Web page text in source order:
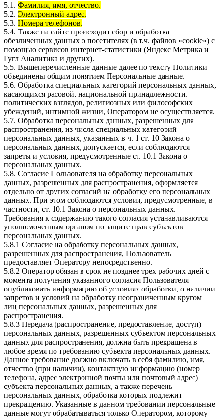
5.1. Фамилия, имя, отчество.
5.2. Электронный адрес.
5.3. Номера телефонов.
5.4. Также на сайте происходит сбор и обработка
обезличенных данных о посетителях (в т.ч. файлов «cookie») с
помощью сервисов интернет-статистики (Яндекс Метрика и
Гугл Аналитика и других).
5.5. Вышеперечисленные данные далее по тексту Политики
объединены общим понятием Персональные данные.
5.6. Обработка специальных категорий персональных данных,
касающихся расовой, национальной принадлежности,
политических взглядов, религиозных или философских
убеждений, интимной жизни, Оператором не осуществляется.
5.7. Обработка персональных данных, разрешенных для
распространения, из числа специальных категорий
персональных данных, указанных в ч. 1 ст. 10 Закона о
персональных данных, допускается, если соблюдаются
запреты и условия, предусмотренные ст. 10.1 Закона о
персональных данных.
5.8. Согласие Пользователя на обработку персональных
данных, разрешенных для распространения, оформляется
отдельно от других согласий на обработку его персональных
данных. При этом соблюдаются условия, предусмотренные, в
частности, ст. 10.1 Закона о персональных данных.
Требования к содержанию такого согласия устанавливаются
уполномоченным органом по защите прав субъектов
персональных данных.
5.8.1 Согласие на обработку персональных данных,
разрешенных для распространения, Пользователь
предоставляет Оператору непосредственно.
5.8.2 Оператор обязан в срок не позднее трех рабочих дней с
момента получения указанного согласия Пользователя
опубликовать информацию об условиях обработки, о наличии
запретов и условий на обработку неограниченным кругом
лиц персональных данных, разрешенных для
распространения.
5.8.3 Передача (распространение, предоставление, доступ)
персональных данных, разрешенных субъектом персональных
данных для распространения, должна быть прекращена в
любое время по требованию субъекта персональных данных.
Данное требование должно включать в себя фамилию, имя,
отчество (при наличии), контактную информацию (номер
телефона, адрес электронной почты или почтовый адрес)
субъекта персональных данных, а также перечень
персональных данных, обработка которых подлежит
прекращению. Указанные в данном требовании персональные
данные могут обрабатываться только Оператором, которому